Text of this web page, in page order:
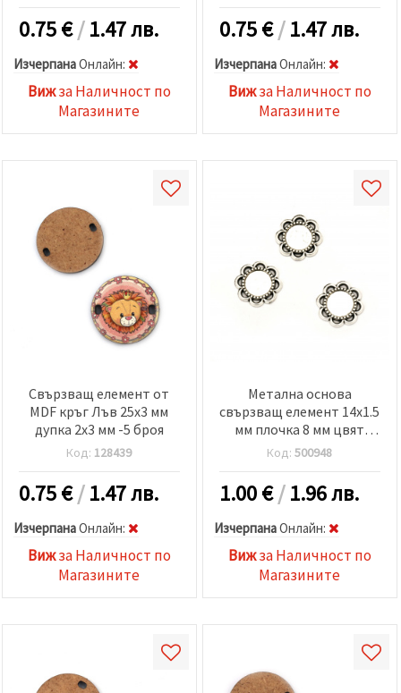
0.75€/1.47 лв.
ИзчерпанаOнлайн:
Вижза Наличност по
Магазините
0.75€/1.47 лв.
ИзчерпанаOнлайн:
Вижза Наличност по
Магазините
Свързващ елемент от
MDF кръг Лъв 25x3 мм
дупка 2x3 мм -5 броя
Код: 128439
0.75€/1.47 лв.
ИзчерпанаOнлайн:
Вижза Наличност по
Магазините
Метална основа
свързващ елемент 14x1.5
мм плочка 8 мм цвят
старо сребро -20 броя
Код:500948
1.00€/1.96 лв.
ИзчерпанаOнлайн:
Вижза Наличност по
Магазините